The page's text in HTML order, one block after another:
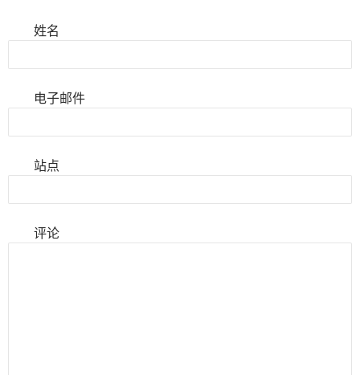
姓名
电子邮件
站点
评论